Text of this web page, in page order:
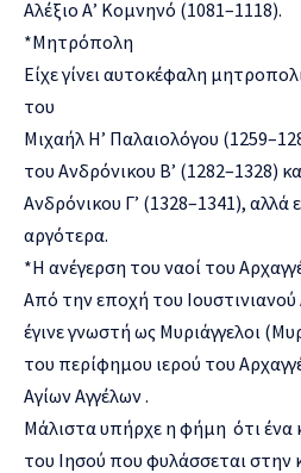
Αλέξιο Α’ Κομνηνό (1081–1118).
*Μητρόπολη
Είχε γίνει αυτοκέφαλη
του
Μιχαήλ Η’ Παλαιολόγου
του Ανδρόνικου Β’ (1282–1328)
Ανδρόνικου Γ’ (1328–1341), αλλά
αργότερα.
*Η ανέγερση του ναοί του
Από την εποχή του Ιουστινιανού
έγινε γνωστή ως Μυριάγγελοι
του περίφημου ιερού του
Αγίων Αγγέλων .
Μάλιστα υπήρχε η φήμη ότι ένα
του Ιησού που φυλάσσεται στην